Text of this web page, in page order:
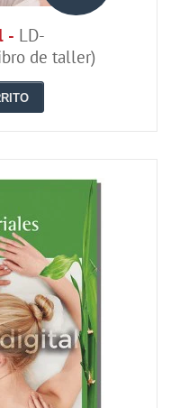
- LD-
de taller)